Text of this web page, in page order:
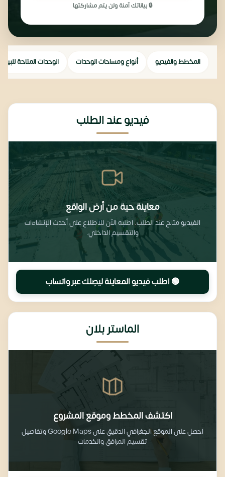
🔒 بياناتك آمنة ولن يتم مشاركتها
المخطط والفيديو أنواع ومساحات الوحدات الوحدات المتاحة للبيع
فيديو عند الطلب
معاينة حية من أرض الواقع
الفيديو متاح عند الطلب. اطلبه الآن للاطلاع على أحدث الإنشاءات
والتقسيم الداخلي.
🟢 اطلب فيديو المعاينة ليصِلك عبر واتساب
الماستر بلان
اكتشف المخطط وموقع المشروع
احصل على الموقع الجغرافي الدقيق على Google Maps وتفاصيل
تقسيم المرافق والخدمات